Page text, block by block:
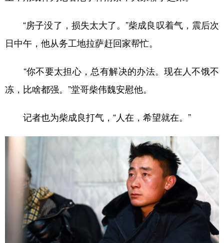
“房子没了，损失太大了。”柴成良叹着气，震后次
日中午，他从务工地拉萨赶回家帮忙。
“你不要太担心，总有解决的办法。现在人不饿不
冻，比啥都强。”堂哥柴伟魏安慰他。
记者也为柴成良打气，“人在，希望就在。”